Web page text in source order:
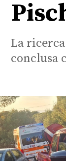
La
conclusa